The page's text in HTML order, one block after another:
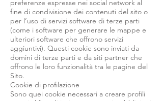
preferenze espresse nei social network al
fine di condivisione dei contenuti del sito o
per l’uso di servizi software di terze parti
(come i software per generare le mappe e
ulteriori software che offrono servizi
aggiuntivi). Questi cookie sono inviati da
domini di terze parti e da siti partner che
offrono le loro funzionalità tra le pagine del
Sito.
Cookie di profilazione
Sono quei cookie necessari a creare profili